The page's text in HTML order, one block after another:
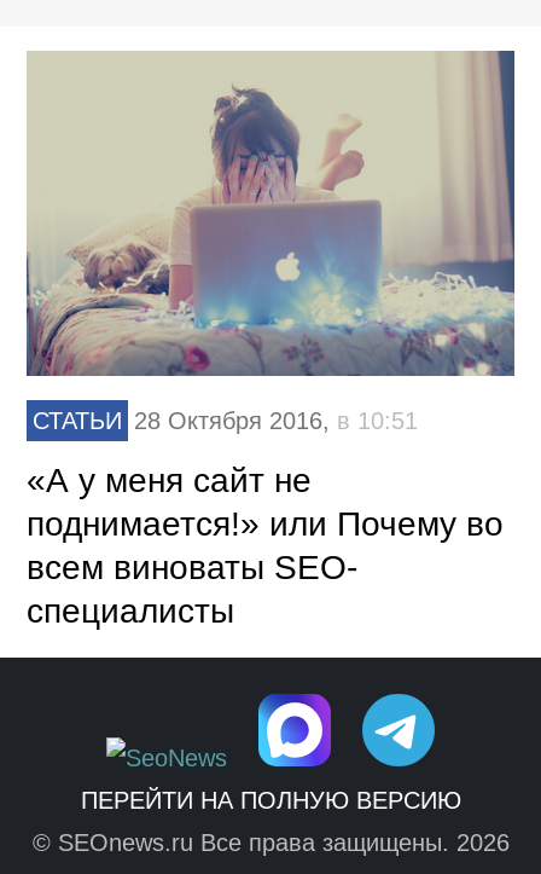
СТАТЬИ 28 Октября 2016, в 10:51
«А у меня сайт не
поднимается!» или Почему во
всем виноваты SEO-
специалисты
ПЕРЕЙТИ НА ПОЛНУЮ ВЕРСИЮ
© SEOnews.ru Все права защищены. 2026